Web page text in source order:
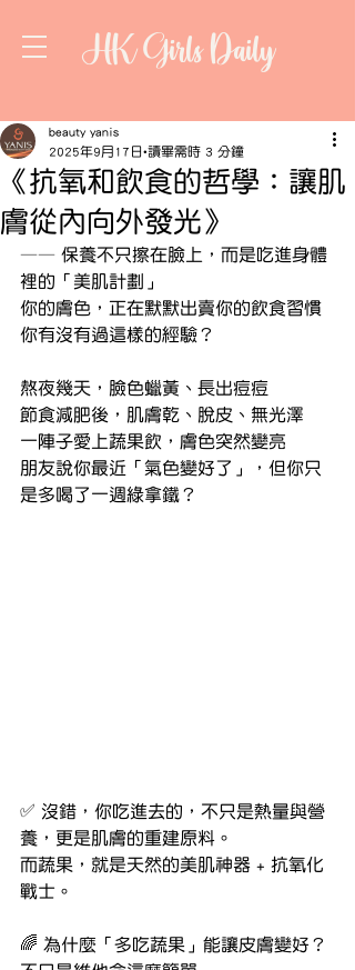
HK Girls Daily
《抗氧和飲食的哲學：讓肌
膚從內向外發光》
beauty yanis
2025年9月17日 讀畢需時 3 分鐘
—— 保養不只擦在臉上，而是吃進身體
裡的「美肌計劃」
你的膚色，正在默默出賣你的飲食習慣
你有沒有過這樣的經驗？
熬夜幾天，臉色蠟黃、長出痘痘
節食減肥後，肌膚乾、脫皮、無光澤
一陣子愛上蔬果飲，膚色突然變亮
朋友說你最近「氣色變好了」，但你只
是多喝了一週綠拿鐵？
✅ 沒錯，你吃進去的，不只是熱量與營
養，更是肌膚的重建原料。
而蔬果，就是天然的美肌神器 + 抗氧化
戰士。
🌈 為什麼「多吃蔬果」能讓皮膚變好？